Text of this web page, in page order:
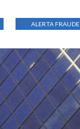
ALERTA FRAUDE